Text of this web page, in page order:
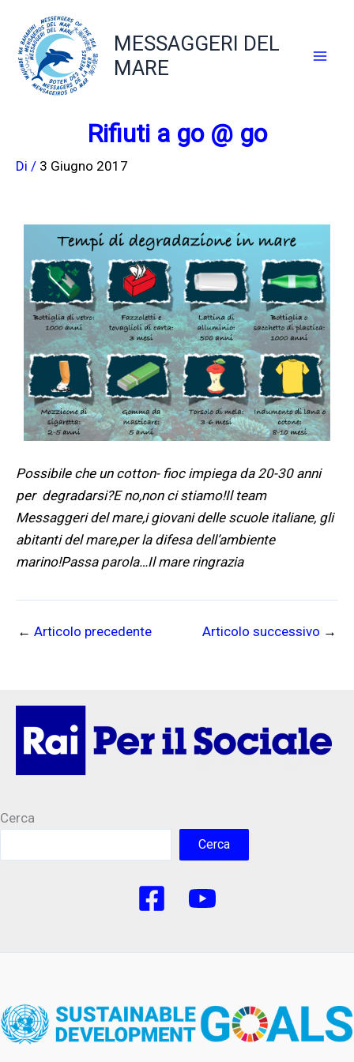
contenuto
MESSAGGERI DEL
MARE
Rifiuti a go @ go
Di / 3 Giugno 2017
Possibile che un cotton- fioc impiega da 20-30 anni
per degradarsi?E no,non ci stiamo!Il team
Messaggeri del mare,i giovani delle scuole italiane, gli
abitanti del mare,per la difesa dell’ambiente
marino!Passa parola…Il mare ringrazia
← Articolo precedente Articolo successivo →
Cerca
Cerca